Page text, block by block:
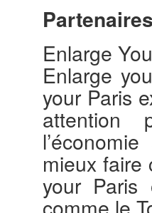
Enlarge
​​Enlarge
your Paris
attention
mieux faire
your Paris
comme le